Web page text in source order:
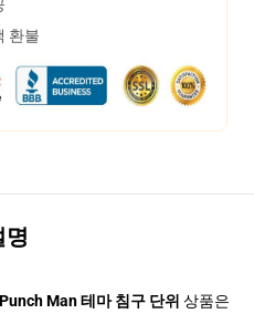
환불
명
Man 테마 침구 단위 상품은